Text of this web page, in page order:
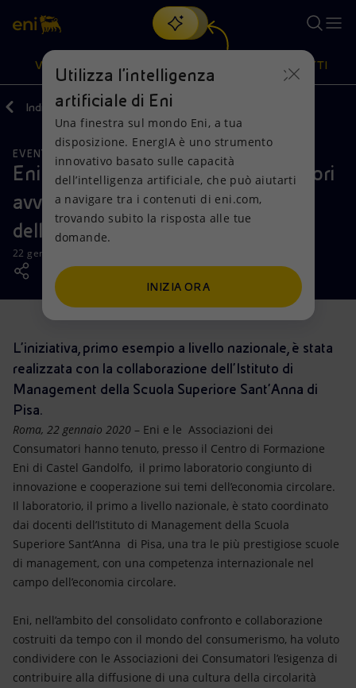
Cerca
scopri EnergIA, la nostra nuova soluzione di intelligenza
artificiale.
VISIONE
Visione
Mission e valori
Persone e Partnership
Net Zero
Modello satellitare
Energia accessibile
Innovazione
Scenari energetici
Azioni
Diversificazione energetica
Tecnologie per la transizione
Collaborazioni per l'innovazione
Attività nel mondo
PRODOTTI
Prodotti
Casa
Imprese
Mobilità
Indietro Media News
EVENTI
Eni e le Associazioni dei Consumatori
avviano laboratorio sui temi
dell’economia circolare
22 gennaio 2020 - 16:00 CET
L’iniziativa, primo esempio a livello nazionale, è stata
realizzata con la collaborazione dell’Istituto di
Management della Scuola Superiore Sant’Anna di
Pisa.
Roma, 22 gennaio 2020 – Eni e le Associazioni dei
Consumatori hanno tenuto, presso il Centro di Formazione
Eni di Castel Gandolfo, il primo laboratorio congiunto di
innovazione e cooperazione sui temi dell’economia circolare.
Il laboratorio, il primo a livello nazionale, è stato coordinato
dai docenti dell’Istituto di Management della Scuola
Superiore Sant’Anna di Pisa, una tra le più prestigiose scuole
di management, con una competenza internazionale nel
campo dell’economia circolare.
Eni, nell’ambito del consolidato confronto e collaborazione
costruiti da tempo con il mondo del consumerismo, ha voluto
condividere con le Associazioni dei Consumatori l’esigenza di
contribuire alla diffusione di una cultura della circolarità
Utilizza l'intelligenza
artificiale di Eni
Una finestra sul mondo Eni, a tua
disposizione. EnergIA è uno strumento
innovativo basato sulle capacità
dell’intelligenza artificiale, che può aiutarti
a navigare tra i contenuti di eni.com,
trovando subito la risposta alle tue
domande.
INIZIA ORA